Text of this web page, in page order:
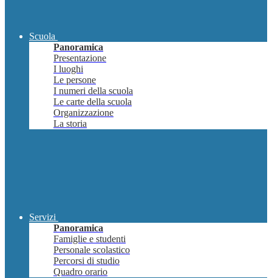
Scuola
Panoramica
Presentazione
I luoghi
Le persone
I numeri della scuola
Le carte della scuola
Organizzazione
La storia
Servizi
Panoramica
Famiglie e studenti
Personale scolastico
Percorsi di studio
Quadro orario